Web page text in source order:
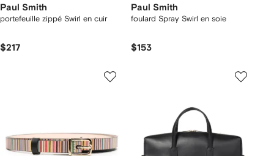
Paul Smith
portefeuille zippé Swirl en cuir
$217
Paul Smith
foulard Spray Swirl en soie
$153